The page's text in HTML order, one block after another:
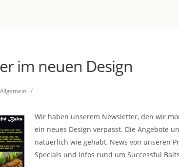
im neuen Design
Allgemein /
Wir haben unserem Newsletter, den wir
ein neues Design verpasst. Die Angebote
natuerlich wie gehabt, News von unseren
Specials und Infos rund um Successful